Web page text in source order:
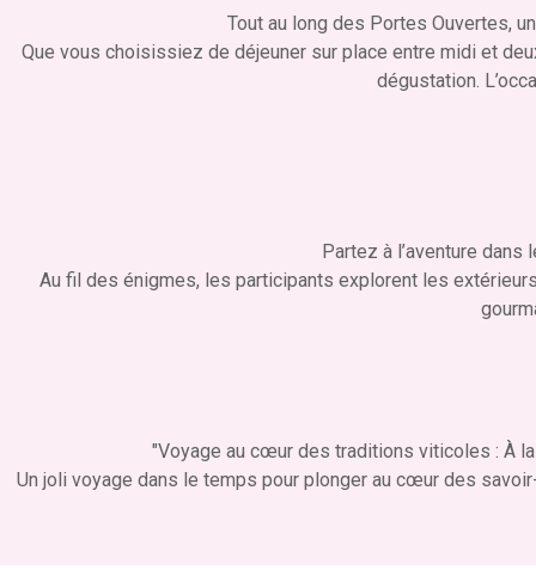
Tout au long des Portes Ouvertes,
Que vous choisissiez de déjeuner sur place entre midi et
dégustation.
Partez à l’aventure
Au fil des énigmes, les participants explorent les
"Voyage au cœur des traditions viticoles : À
Un joli voyage dans le temps pour plonger au cœur des